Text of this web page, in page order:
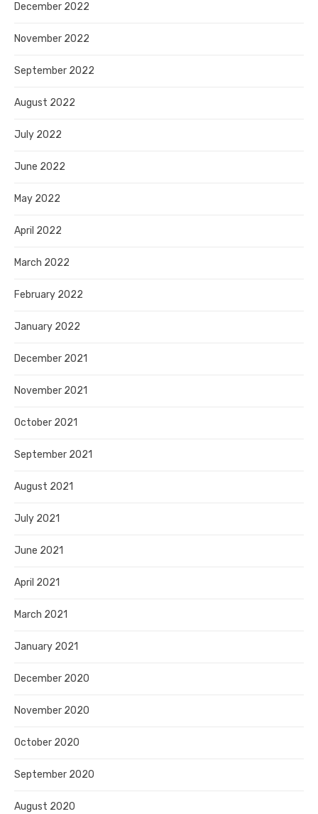
December 2022
November 2022
September 2022
August 2022
July 2022
June 2022
May 2022
April 2022
March 2022
February 2022
January 2022
December 2021
November 2021
October 2021
September 2021
August 2021
July 2021
June 2021
April 2021
March 2021
January 2021
December 2020
November 2020
October 2020
September 2020
August 2020